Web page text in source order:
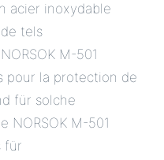
acier inoxydable
tels
M-501
pour la protection de
für solche
NORSOK M-501
für